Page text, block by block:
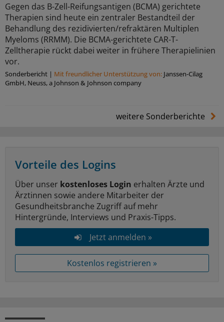
Gegen das B-Zell-Reifungsantigen (BCMA) gerichtete
Therapien sind heute ein zentraler Bestandteil der
Behandlung des rezidivierten/refraktären Multiplen
Myeloms (RRMM). Die BCMA-gerichtete CAR-T-
Zelltherapie rückt dabei weiter in frühere Therapielinien
vor.
Sonderbericht | Mit freundlicher Unterstützung von: Janssen-Cilag
GmbH, Neuss, a Johnson & Johnson company
weitere Sonderberichte
Vorteile des Logins
Über unser kostenloses Login erhalten Ärzte und
Ärztinnen sowie andere Mitarbeiter der
Gesundheitsbranche Zugriff auf mehr
Hintergründe, Interviews und Praxis-Tipps.
Jetzt anmelden »
Kostenlos registrieren »